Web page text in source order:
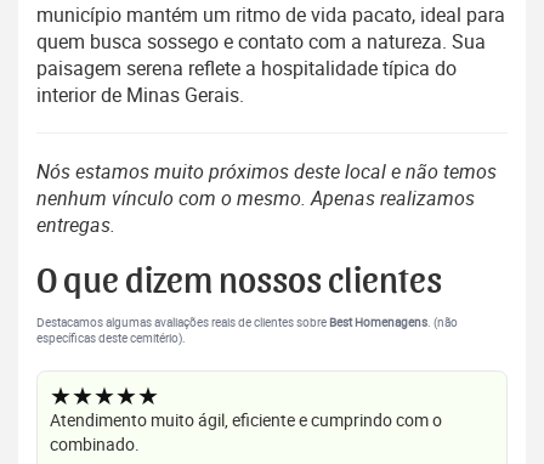
município mantém um ritmo de vida pacato, ideal para
quem busca sossego e contato com a natureza. Sua
paisagem serena reflete a hospitalidade típica do
interior de Minas Gerais.
Nós estamos muito próximos deste local e não temos
nenhum vínculo com o mesmo. Apenas realizamos
entregas.
O que dizem nossos clientes
Destacamos algumas avaliações reais de clientes sobre Best Homenagens. (não
específicas deste cemitério).
★★★★★
Atendimento muito ágil, eficiente e cumprindo com o
combinado.